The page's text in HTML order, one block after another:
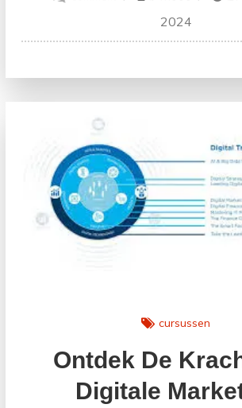
Ontwikkeling
van
Sleutel
tot
Effectief
Management
2024
cursussen
Ontdek De
Digitale